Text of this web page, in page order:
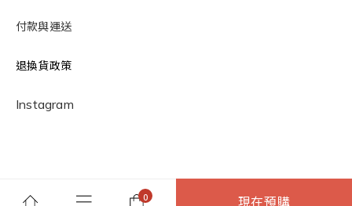
現在預購
付款與運送
退換貨政策
Instagram